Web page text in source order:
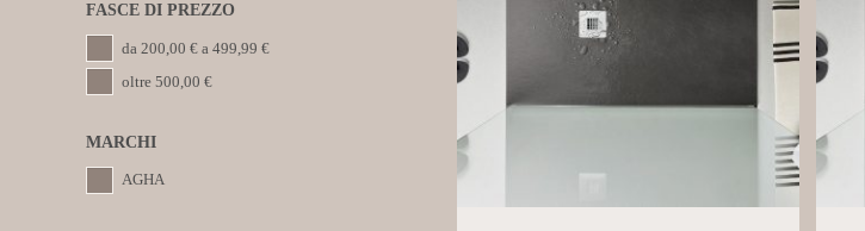
FASCE DI PREZZO
da 200,00 € a 499,99 €
oltre 500,00 €
MARCHI
AGHA